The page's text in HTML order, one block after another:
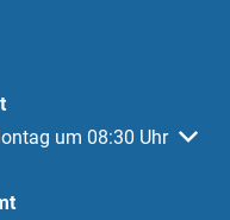
Schließzeiten
um 08:30 Uhr